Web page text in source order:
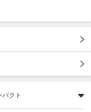
パクト